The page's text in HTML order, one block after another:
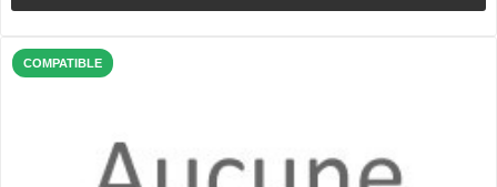
COMPATIBLE